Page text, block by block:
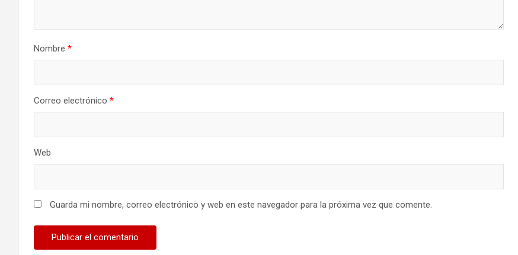
Nombre *
Correo electrónico *
Web
Guarda mi nombre, correo electrónico y web en este navegador para la próxima vez que comente.